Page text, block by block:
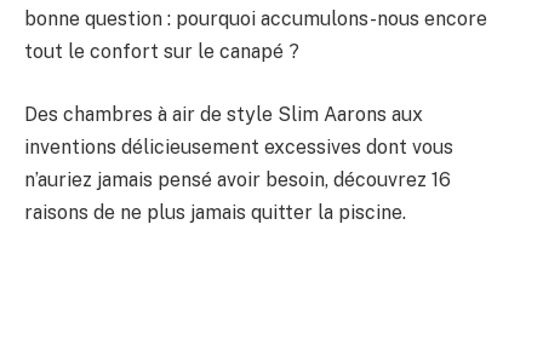
bonne question : pourquoi accumulons-nous encore
tout le confort sur le canapé ?
Des chambres à air de style Slim Aarons aux
inventions délicieusement excessives dont vous
n’auriez jamais pensé avoir besoin, découvrez 16
raisons de ne plus jamais quitter la piscine.